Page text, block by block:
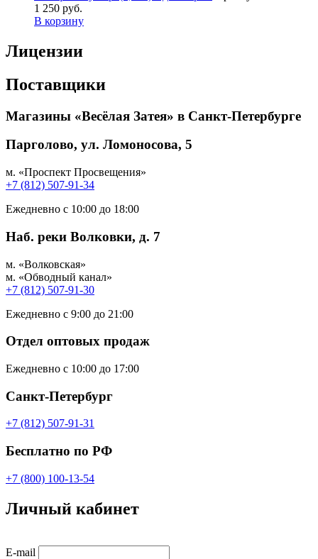
1 250 руб.
В корзину
Лицензии
Поставщики
Магазины «Весёлая Затея» в Санкт-Петербурге
Парголово, ул. Ломоносова, 5
м. «Проспект Просвещения»
+7 (812) 507-91-34
Ежедневно с 10:00 до 18:00
Наб. реки Волковки, д. 7
м. «Волковская»
м. «Обводный канал»
+7 (812) 507-91-30
Ежедневно с 9:00 до 21:00
Отдел оптовых продаж
Ежедневно с 10:00 до 17:00
Санкт-Петербург
+7 (812) 507-91-31
Бесплатно по РФ
+7 (800) 100-13-54
Личный кабинет
E-mail